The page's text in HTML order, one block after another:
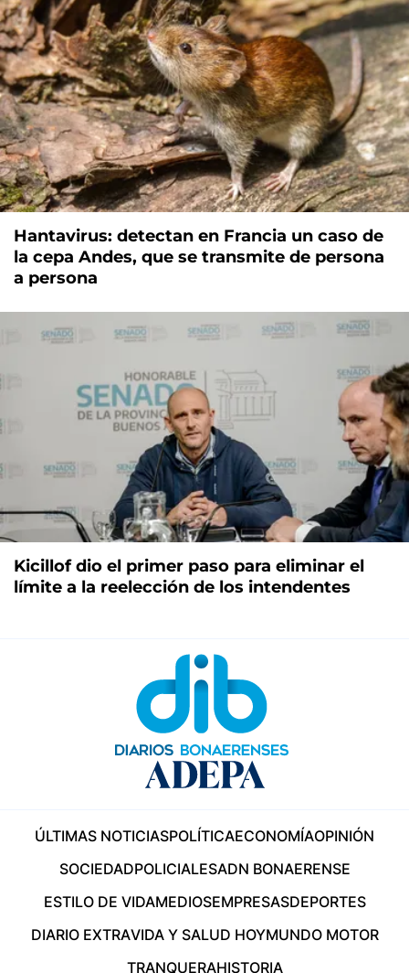
Hantavirus: detectan en Francia un caso de
la cepa Andes, que se transmite de persona
a persona
Kicillof dio el primer paso para eliminar el
límite a la reelección de los intendentes
ÚLTIMAS NOTICIASPOLÍTICAECONOMÍAOPINIÓN
SOCIEDADPOLICIALESADN BONAERENSE
ESTILO DE VIDAMEDIOSEMPRESASDEPORTES
DIARIO EXTRAVIDA Y SALUD HOYMUNDO MOTOR
TRANQUERAHISTORIA